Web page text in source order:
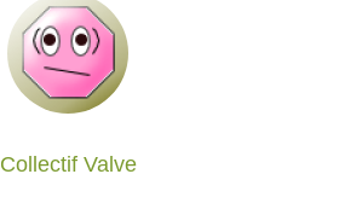
Collectif Valve